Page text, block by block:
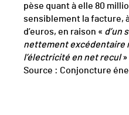
pèse quant à elle 80
sensiblement la facture,
d’euros, en raison « d’un
nettement excédentaire
l’électricité en net recul
Source : Conjoncture